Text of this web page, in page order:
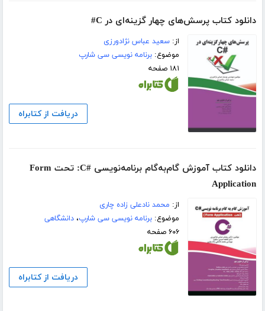
دانلود کتاب پرسش‌های چهار گزینه‌ای در C#
از:سعید عباس نژادورزی
موضوع:برنامه نویسی سی شارپ
۱۸۱ صفحه
دریافت از کتابراه
دانلود کتاب آموزش گام‌به‌گام برنامه‌نویسی #C: تحت Form
Application
از: محمد نادعلی زاده چاری
موضوع:برنامه نویسی سی شارپ،دانشگاهی
۶۰۶ صفحه
دریافت از کتابراه